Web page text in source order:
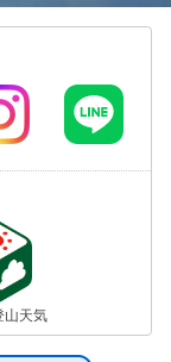
山天気